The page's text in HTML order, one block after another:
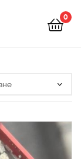
0